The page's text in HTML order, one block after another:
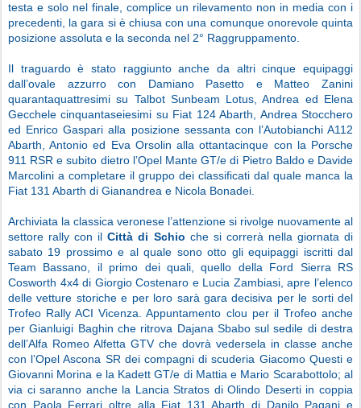
testa e solo nel finale, complice un rilevamento non in media con i
precedenti, la gara si è chiusa con una comunque onorevole quinta
posizione assoluta e la seconda nel 2° Raggruppamento.
Il traguardo è stato raggiunto anche da altri cinque equipaggi
dall’ovale azzurro con Damiano Pasetto e Matteo Zanini
quarantaquattresimi su Talbot Sunbeam Lotus, Andrea ed Elena
Gecchele cinquantaseiesimi su Fiat 124 Abarth, Andrea Stocchero
ed Enrico Gaspari alla posizione sessanta con l’Autobianchi A112
Abarth, Antonio ed Eva Orsolin alla ottantacinque con la Porsche
911 RSR e subito dietro l’Opel Mante GT/e di Pietro Baldo e Davide
Marcolini a completare il gruppo dei classificati dal quale manca la
Fiat 131 Abarth di Gianandrea e Nicola Bonadei.
Archiviata la classica veronese l’attenzione si rivolge nuovamente al
settore rally con ilCittà di Schio che si correrà nella giornata di
sabato 19 prossimo e al quale sono otto gli equipaggi iscritti dal
Team Bassano, il primo dei quali, quello della Ford Sierra RS
Cosworth 4x4 di Giorgio Costenaro e Lucia Zambiasi, apre l’elenco
delle vetture storiche e per loro sarà gara decisiva per le sorti del
Trofeo Rally ACI Vicenza. Appuntamento clou per il Trofeo anche
per Gianluigi Baghin che ritrova Dajana Sbabo sul sedile di destra
dell’Alfa Romeo Alfetta GTV che dovrà vedersela in classe anche
con l’Opel Ascona SR dei compagni di scuderia Giacomo Questi e
Giovanni Morina e la Kadett GT/e di Mattia e Mario Scarabottolo; al
via ci saranno anche la Lancia Stratos di Olindo Deserti in coppia
con Paola Ferrari oltre alla Fiat 131 Abarth di Danilo Pagani e